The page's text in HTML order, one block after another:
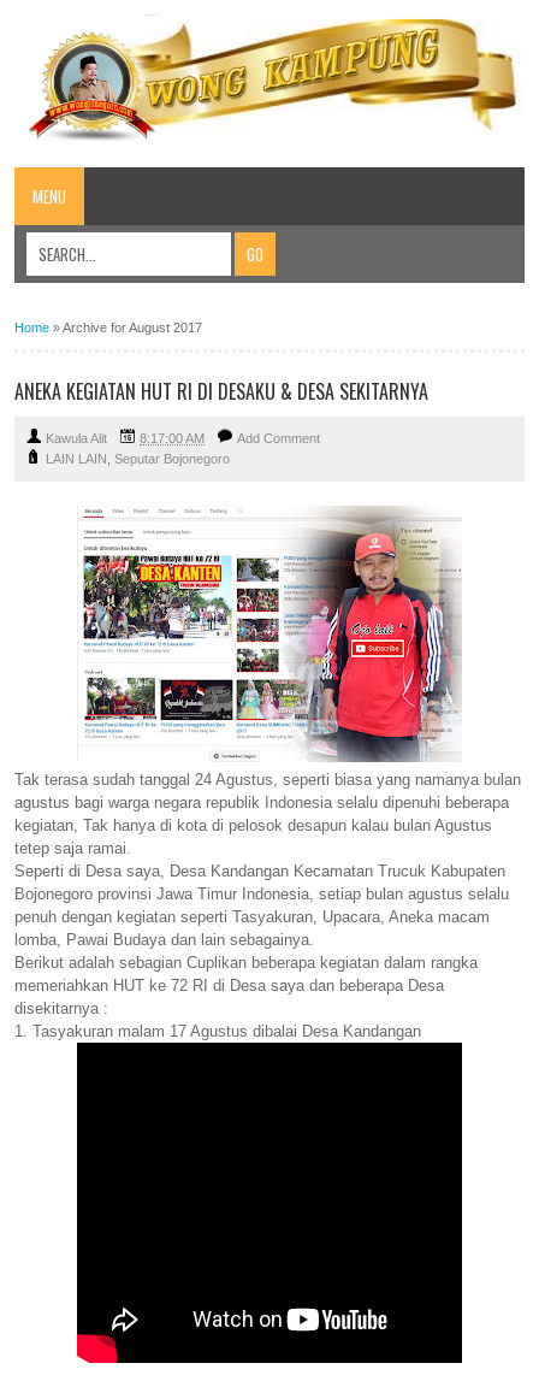
MENU
Home »Archive for August 2017
ANEKA KEGIATAN HUT RI DI DESAKU & DESA SEKITARNYA
Kawula Alit 8:17:00 AM
Add Comment
LAIN LAIN
Seputar Bojonegoro
Tak terasa sudah tanggal 24 Agustus, seperti biasa yang namanya bulan
agustus bagi warga negara republik Indonesia selalu dipenuhi beberapa
kegiatan, Tak hanya di kota di pelosok desapun kalau bulan Agustus
tetep saja ramai.
Seperti di Desa saya, Desa Kandangan Kecamatan Trucuk Kabupaten
Bojonegoro provinsi Jawa Timur Indonesia, setiap bulan agustus selalu
penuh dengan kegiatan seperti Tasyakuran, Upacara, Aneka macam
lomba, Pawai Budaya dan lain sebagainya.
Berikut adalah sebagian Cuplikan beberapa kegiatan dalam rangka
memeriahkan HUT ke 72 RI di Desa saya dan beberapa Desa
disekitarnya :
1. Tasyakuran malam 17 Agustus dibalai Desa Kandangan